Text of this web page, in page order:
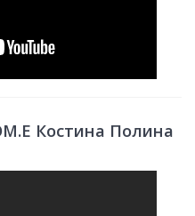
Костина Полина